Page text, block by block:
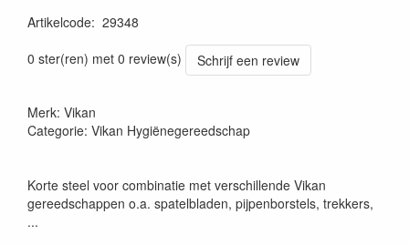
Artikelcode: 29348
0 ster(ren) met 0 review(s)
Schrijf een review
Merk: Vikan
Categorie: Vikan Hygiënegereedschap
Korte steel voor combinatie met verschillende Vikan
gereedschappen o.a. spatelbladen, pijpenborstels, trekkers,
...